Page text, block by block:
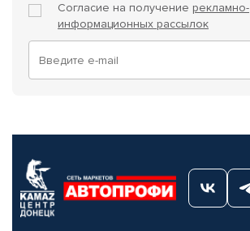
Согласие на получение рекламно-
информационных рассылок